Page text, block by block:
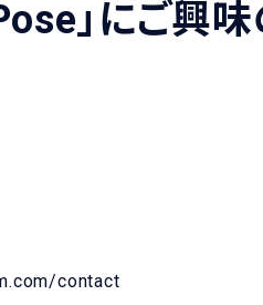
」にご興味
contact